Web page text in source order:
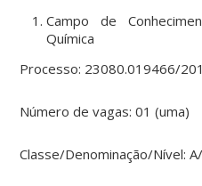
Campo de
Química
Processo: 23080.019466/
Número de vagas: 01 (uma)
Classe/Denominação/Nível: